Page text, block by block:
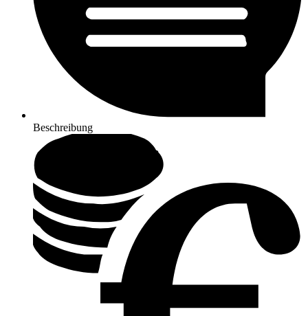
Beschreibung